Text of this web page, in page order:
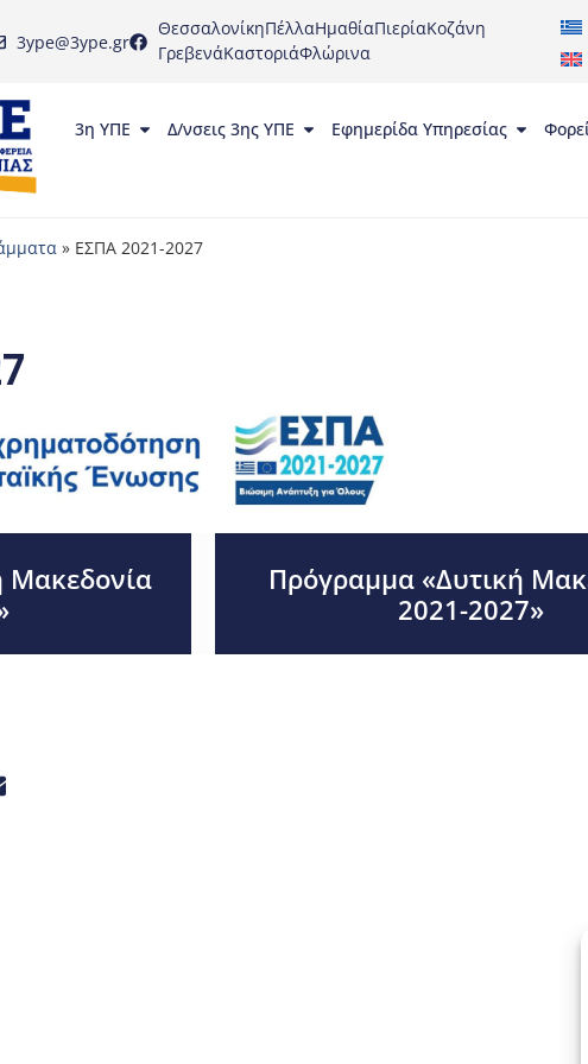
3ype@3ype.gr
ΘεσσαλονίκηΠέλλαΗμαθίαΠιερίαΚοζάνη
ΓρεβενάΚαστοριάΦλώρινα
3η ΥΠΕ Δ/νσεις 3ης ΥΠΕ Εφημερίδα Υπηρεσίας
» ΕΣΠΑ 2021-2027
Μακεδονία
Πρόγραμμα «Δυτική
2021-2027»